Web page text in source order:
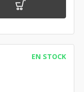
EN STOCK